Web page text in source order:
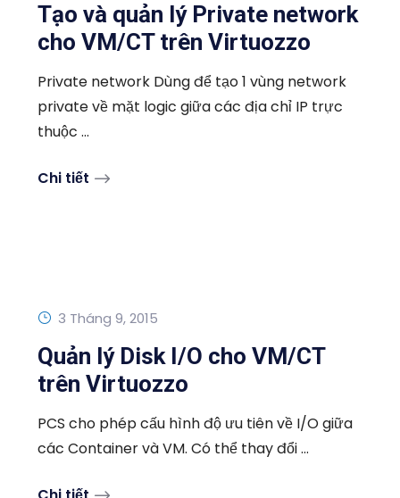
Tạo và quản lý Private network
cho VM/CT trên Virtuozzo
Private network Dùng để tạo 1 vùng network
private về mặt logic giữa các địa chỉ IP trực
thuộc ...
Chi tiết
3 Tháng 9, 2015
Quản lý Disk I/O cho VM/CT
trên Virtuozzo
PCS cho phép cấu hình độ ưu tiên về I/O giữa
các Container và VM. Có thể thay đổi ...